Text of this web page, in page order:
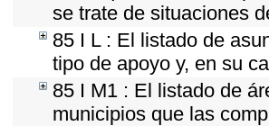
se trate de situaciones
85 I L : El listado de
tipo de apoyo y, en su
85 I M1 : El listado de
municipios que las